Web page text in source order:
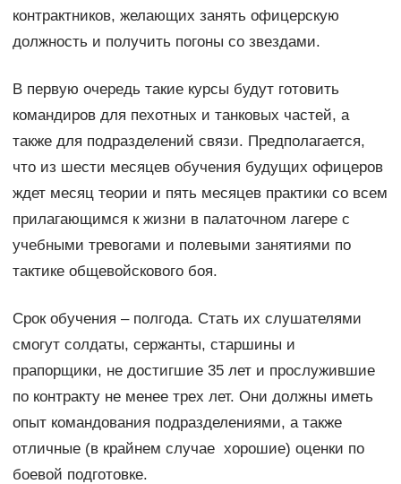
контрактников, желающих занять офицерскую
должность и получить погоны со звездами.
В первую очередь такие курсы будут готовить
командиров для пехотных и танковых частей, а
также для подразделений связи. Предполагается,
что из шести месяцев обучения будущих офицеров
ждет месяц теории и пять месяцев практики со всем
прилагающимся к жизни в палаточном лагере с
учебными тревогами и полевыми занятиями по
тактике общевойскового боя.
Срок обучения – полгода. Стать их слушателями
смогут солдаты, сержанты, старшины и
прапорщики, не достигшие 35 лет и прослужившие
по контракту не менее трех лет. Они должны иметь
опыт командования подразделениями, а также
отличные (в крайнем случае хорошие) оценки по
боевой подготовке.